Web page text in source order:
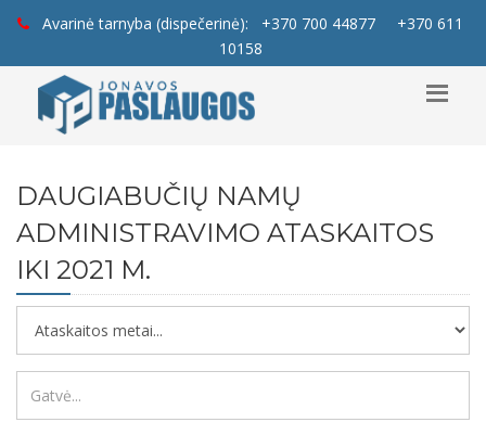
Avarinė tarnyba (dispečerinė): +370 700 44877
+370 611
10158
DAUGIABUČIŲ NAMŲ
ADMINISTRAVIMO ATASKAITOS
IKI 2021 M.